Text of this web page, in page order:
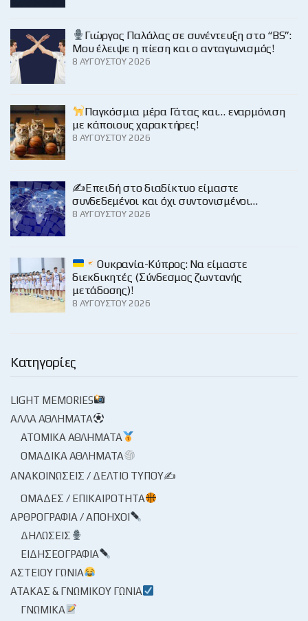
Γιώργος Παλάλας σε συνέντευξη στο “BS”:
Μου έλειψε η πίεση και ο ανταγωνισμός!
8 ΑΥΓΟΎΣΤΟΥ 2026
Παγκόσμια μέρα Γάτας και… εναρμόνιση
με κάποιους χαρακτήρες!
8 ΑΥΓΟΎΣΤΟΥ 2026
✍️Επειδή στο διαδίκτυο είμαστε
συνδεδεμένοι και όχι συντονισμένοι…
8 ΑΥΓΟΎΣΤΟΥ 2026
Ουκρανία-Κύπρος: Να είμαστε
διεκδικητές (Σύνδεσμος ζωντανής
μετάδοσης)!
8 ΑΥΓΟΎΣΤΟΥ 2026
Κατηγορίες
LIGHT MEMORIES
ΆΛΛΑ ΑΘΛΉΜΑΤΑ
ΑΤΟΜΙΚΆ ΑΘΛΉΜΑΤΑ
ΟΜΑΔΙΚΆ ΑΘΛΉΜΑΤΑ
ΑΝΑΚΟΙΝΏΣΕΙΣ / ΔΕΛΤΊΟ ΤΎΠΟΥ✍
ΟΜΆΔΕΣ / ΕΠΙΚΑΙΡΌΤΗΤΑ
ΑΡΘΡΟΓΡΑΦΊΑ / ΑΠΌΗΧΟΙ
ΔΗΛΏΣΕΙΣ
ΕΙΔΗΣΕΟΓΡΑΦΊΑ
ΑΣΤΕΊΟΥ ΓΩΝΊΑ
ΑΤΆΚΑΣ & ΓΝΩΜΙΚΟΎ ΓΩΝΊΑ
ΓΝΩΜΙΚΆ